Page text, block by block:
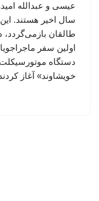
سال اخیر هستند.
طالقان بازمی‌گردد،
دستگاه
خویشاوند» آغاز